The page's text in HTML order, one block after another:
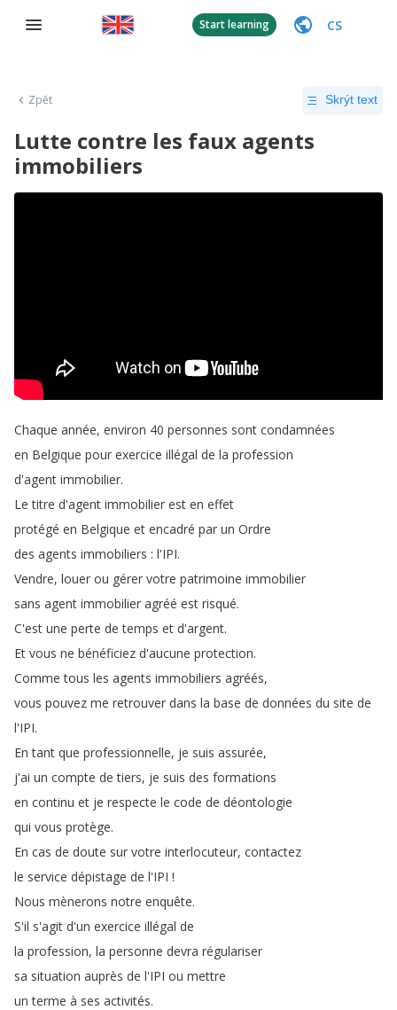
Start learning CS
Zpět Skrýt text
Lutte contre les faux agents
immobiliers
Chaque année, environ 40 personnes sont condamnées
en Belgique pour exercice illégal de la profession
d'agent immobilier.
Le titre d'agent immobilier est en effet
protégé en Belgique et encadré par un Ordre
des agents immobiliers : l'IPI.
Vendre, louer ou gérer votre patrimoine immobilier
sans agent immobilier agréé est risqué.
C'est une perte de temps et d'argent.
Et vous ne bénéficiez d'aucune protection.
Comme tous les agents immobiliers agréés,
vous pouvez me retrouver dans la base de données du site de
l'IPI.
En tant que professionnelle, je suis assurée,
j'ai un compte de tiers, je suis des formations
en continu et je respecte le code de déontologie
qui vous protège.
En cas de doute sur votre interlocuteur, contactez
le service dépistage de l'IPI !
Nous mènerons notre enquête.
S'il s'agit d'un exercice illégal de
la profession, la personne devra régulariser
sa situation auprès de l'IPI ou mettre
un terme à ses activités.